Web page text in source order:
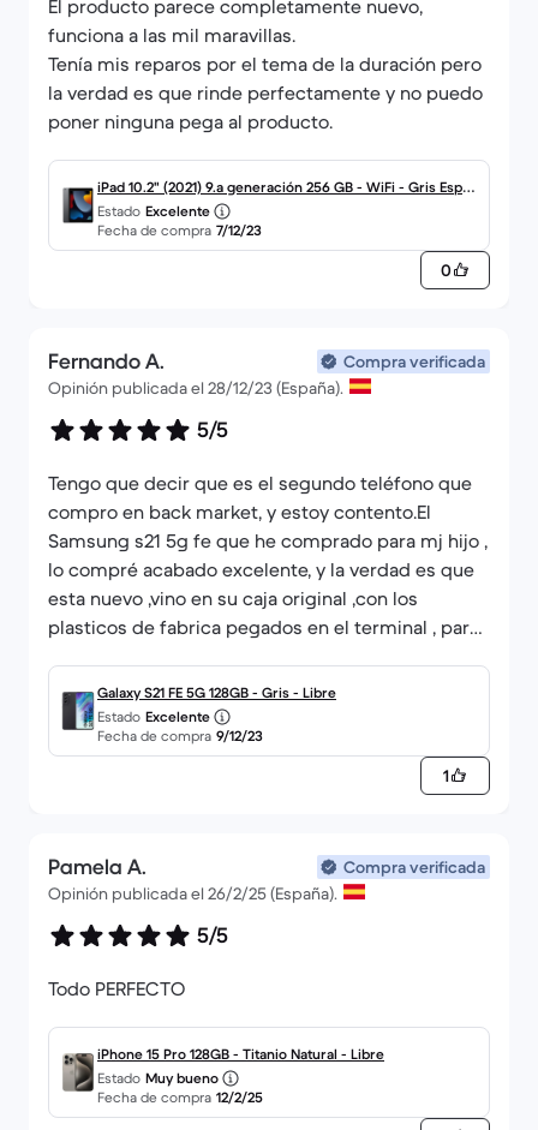
El producto parece completamente nuevo,
funciona a las mil maravillas.
Tenía mis reparos por el tema de la duración pero
la verdad es que rinde perfectamente y no puedo
poner ninguna pega al producto.
iPad 10.2" (2021) 9.a generación 256 GB - WiFi - Gris Espac
ial
Estado Excelente
Fecha de compra 7/12/23
0
Fernando A.
Compra verificada
Opinión publicada el 28/12/23 (España).
5/5
Tengo que decir que es el segundo teléfono que
compro en back market, y estoy contento.El
Samsung s21 5g fe que he comprado para mj hijo ,
lo compré acabado excelente, y la verdad es que
esta nuevo ,vino en su caja original ,con los
plasticos de fabrica pegados en el terminal , para
estar más contento , el precio de compra ha sido
la mitad de lo que cuesta nuevo
Galaxy S21 FE 5G 128GB - Gris - Libre
Estado Excelente
Fecha de compra 9/12/23
1
Pamela A.
Compra verificada
Opinión publicada el 26/2/25 (España).
5/5
Todo PERFECTO
iPhone 15 Pro 128GB - Titanio Natural - Libre
Estado Muy bueno
Fecha de compra 12/2/25